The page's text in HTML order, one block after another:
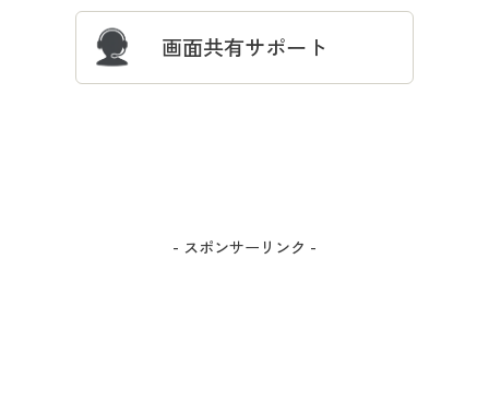
画面共有サポート
- スポンサーリンク -